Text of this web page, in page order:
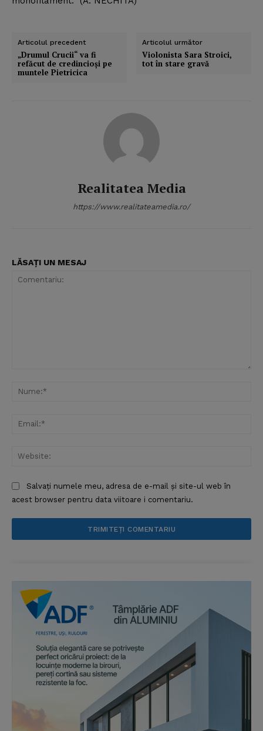
Articolul precedent
„Drumul Crucii“ va fi
refăcut de credincioşi pe
muntele Pietricica
Articolul următor
Violonista Sara Stroici,
tot în stare gravă
Realitatea Media
https://www.realitateamedia.ro/
LĂSAȚI UN MESAJ
Salvați numele meu, adresa de e-mail și site-ul web în
acest browser pentru data viitoare i comentariu.